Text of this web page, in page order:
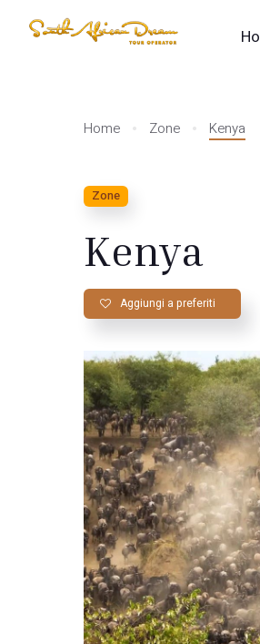
Home Zone Kenya
Zone
Kenya
Aggiungi a preferiti